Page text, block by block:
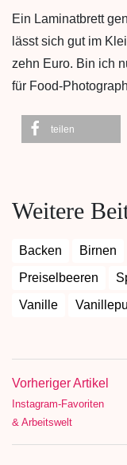
Ein Laminatbrett
lässt sich gut im
zehn Euro. Bin ich
für Food-
teilen
Weitere
Backen Birnen
Preiselbeeren
Vanille
Vorheriger Artikel
Instagram-Favoriten
& Arbeitswelt